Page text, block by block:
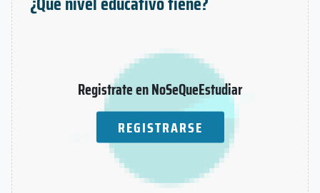
Registrate en NoSeQueEstudiar
REGISTRARSE